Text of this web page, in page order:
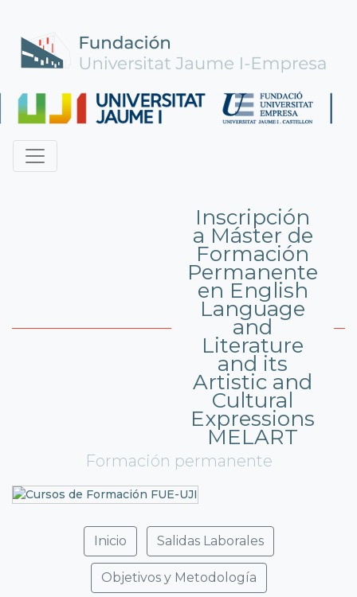
Inscripción
a Máster de
Formación
Permanente
en English
Language
and
Literature
and its
Artistic and
Cultural
Expressions
MELART
Formación permanente
Inicio Salidas Laborales
Objetivos y Metodología